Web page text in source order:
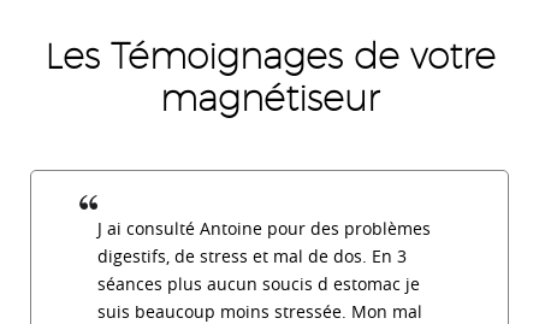
Les Témoignages de votre
magnétiseur
J ai consulté Antoine pour des problèmes
digestifs, de stress et mal de dos. En 3
séances plus aucun soucis d estomac je
suis beaucoup moins stressée. Mon mal